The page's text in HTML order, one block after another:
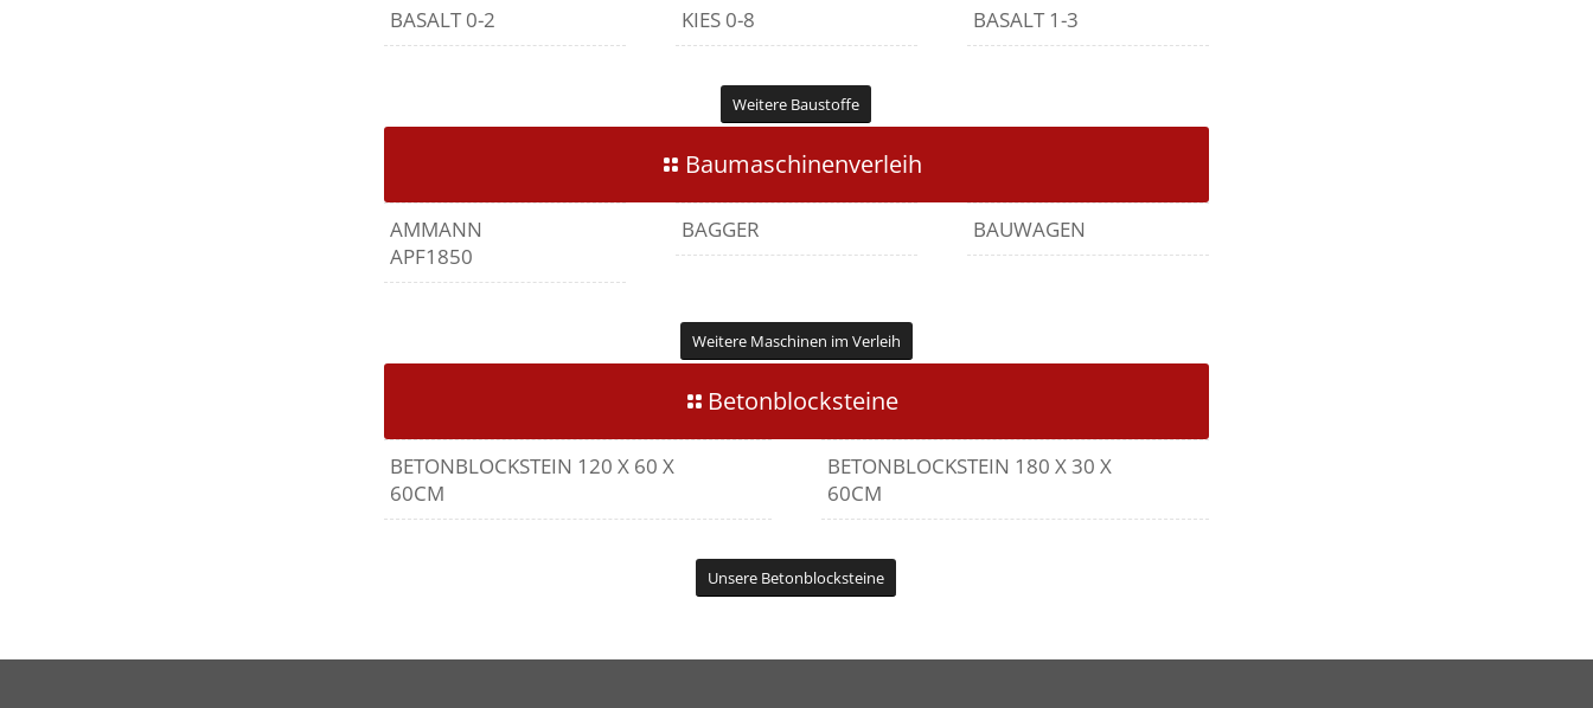
BASALT 0-2 KIES 0-8 BASALT 1-3
Weitere Baustoffe
Baumaschinenverleih
AMMANN
APF1850
BAGGER BAUWAGEN
Weitere Maschinen im Verleih
Betonblocksteine
BETONBLOCKSTEIN 120 X 60 X
60CM
BETONBLOCKSTEIN 180 X 30 X
60CM
Unsere Betonblocksteine